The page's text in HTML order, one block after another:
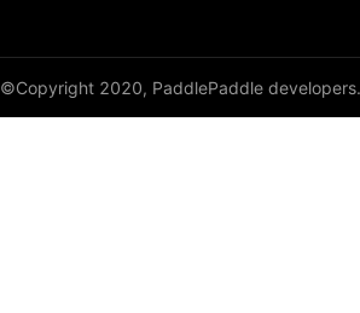
©Copyright 2020, PaddlePaddle developers.